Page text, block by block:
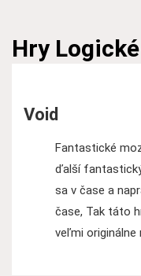
Hry Logické
Void
Fantastické
ďalší
sa v čase a
čase, Tak táto
veľmi originálne